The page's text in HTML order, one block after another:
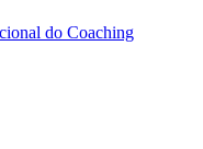
do Coaching